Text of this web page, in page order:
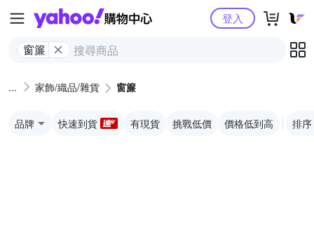
Yahoo購物中心
窗簾
登入
家飾/織品/雜貨 窗簾
品牌 快速到貨 有現貨 挑戰低價 價格低到高 排序